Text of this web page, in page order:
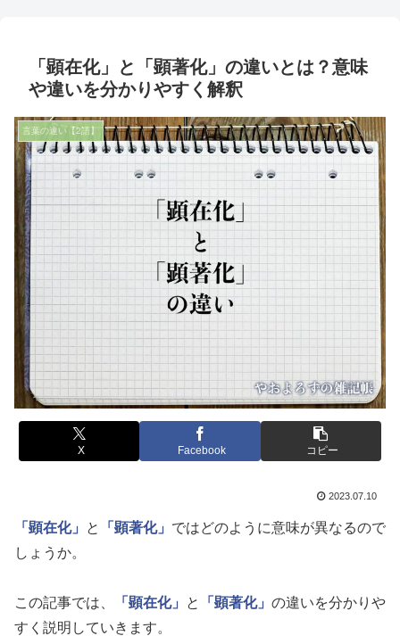
「顕在化」と「顕著化」の違いとは？意味
や違いを分かりやすく解釈
言葉の違い【2語】
X Facebook コピー
2023.07.10
「顕在化」 と 「顕著化」 ではどのように意味が異なるので
しょうか。
この記事では、 「顕在化」 と 「顕著化」 の違いを分かりや
すく説明していきます。